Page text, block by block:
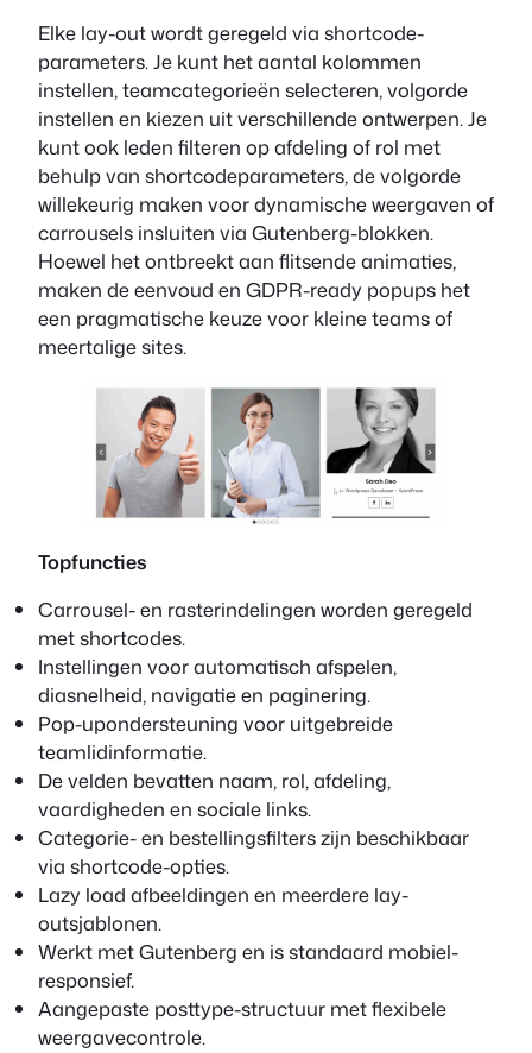
Elke lay-out wordt geregeld via shortcode-
parameters. Je kunt het aantal kolommen
instellen, teamcategorieën selecteren, volgorde
instellen en kiezen uit verschillende ontwerpen. Je
kunt ook leden filteren op afdeling of rol met
behulp van shortcodeparameters, de volgorde
willekeurig maken voor dynamische weergaven of
carrousels insluiten via Gutenberg-blokken.
Hoewel het ontbreekt aan flitsende animaties,
maken de eenvoud en GDPR-ready popups het
een pragmatische keuze voor kleine teams of
meertalige sites.
Topfuncties
Carrousel- en rasterindelingen worden geregeld
met shortcodes.
Instellingen voor automatisch afspelen,
diasnelheid, navigatie en paginering.
Pop-upondersteuning voor uitgebreide
teamlidinformatie.
De velden bevatten naam, rol, afdeling,
vaardigheden en sociale links.
Categorie- en bestellingsfilters zijn beschikbaar
via shortcode-opties.
Lazy load afbeeldingen en meerdere lay-
outsjablonen.
Werkt met Gutenberg en is standaard mobiel-
responsief.
Aangepaste posttype-structuur met flexibele
weergavecontrole.